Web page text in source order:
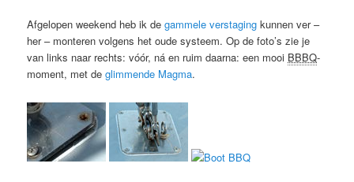
Afgelopen weekend heb ik degammele verstaging kunnen ver –
her – monteren volgens het oude systeem. Op de foto’s zie je
van links naar rechts: vóór, ná en ruim daarna: een mooi BBBQ-
moment, met deglimmende Magma.